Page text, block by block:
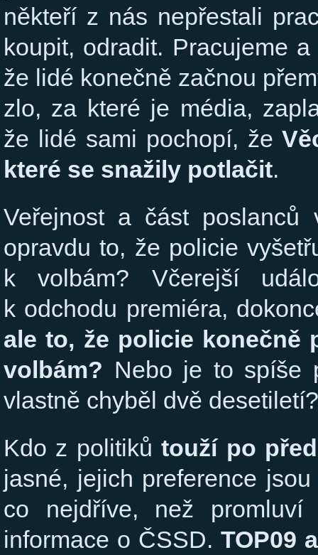
někteří z nás nepřestali
koupit, odradit. Pracujeme
že lidé konečně začnou
zlo, za které je média,
že lidé sami pochopí, že
které se snažily potlačit.
Veřejnost a část poslanců
opravdu to, že policie
k volbám? Včerejší
k odchodu premiéra,
ale to, že policie konečně
volbám? Nebo je to spíše
vlastně chyběl dvě desetiletí?
Kdo z politikůtouží po
jasné, jejich preference
co nejdříve, než
informace o ČSSD. TOP09